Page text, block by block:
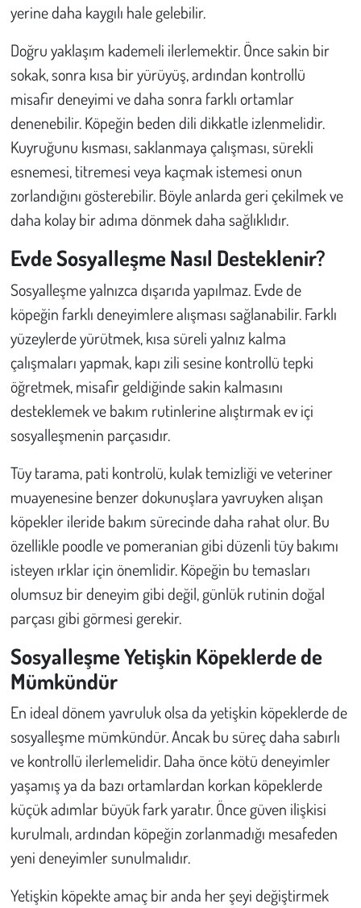
yerine daha kaygılı hale gelebilir.
Doğru yaklaşım kademeli ilerlemektir. Önce sakin bir
sokak, sonra kısa bir yürüyüş, ardından kontrollü
misafir deneyimi ve daha sonra farklı ortamlar
denenebilir. Köpeğin beden dili dikkatle izlenmelidir.
Kuyruğunu kısması, saklanmaya çalışması, sürekli
esnemesi, titremesi veya kaçmak istemesi onun
zorlandığını gösterebilir. Böyle anlarda geri çekilmek ve
daha kolay bir adıma dönmek daha sağlıklıdır.
Evde Sosyalleşme Nasıl Desteklenir?
Sosyalleşme yalnızca dışarıda yapılmaz. Evde de
köpeğin farklı deneyimlere alışması sağlanabilir. Farklı
yüzeylerde yürütmek, kısa süreli yalnız kalma
çalışmaları yapmak, kapı zili sesine kontrollü tepki
öğretmek, misafir geldiğinde sakin kalmasını
desteklemek ve bakım rutinlerine alıştırmak ev içi
sosyalleşmenin parçasıdır.
Tüy tarama, pati kontrolü, kulak temizliği ve veteriner
muayenesine benzer dokunuşlara yavruyken alışan
köpekler ileride bakım sürecinde daha rahat olur. Bu
özellikle poodle ve pomeranian gibi düzenli tüy bakımı
isteyen ırklar için önemlidir. Köpeğin bu temasları
olumsuz bir deneyim gibi değil, günlük rutinin doğal
parçası gibi görmesi gerekir.
Sosyalleşme Yetişkin Köpeklerde de
Mümkündür
En ideal dönem yavruluk olsa da yetişkin köpeklerde de
sosyalleşme mümkündür. Ancak bu süreç daha sabırlı
ve kontrollü ilerlemelidir. Daha önce kötü deneyimler
yaşamış ya da bazı ortamlardan korkan köpeklerde
küçük adımlar büyük fark yaratır. Önce güven ilişkisi
kurulmalı, ardından köpeğin zorlanmadığı mesafeden
yeni deneyimler sunulmalıdır.
Yetişkin köpekte amaç bir anda her şeyi değiştirmek